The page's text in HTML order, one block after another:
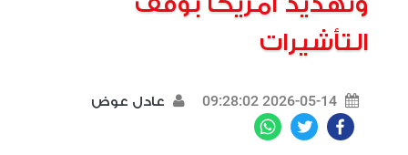
التأشيرات
2026-05-14 09:28:02 عادل عوض
Facebook
Twitter